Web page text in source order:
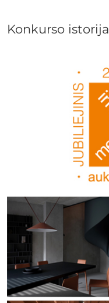
Konkurso istorija